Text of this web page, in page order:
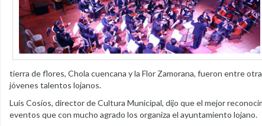
tierra de flores, Chola cuencana y la Flor Zamorana, fueron entre
jóvenes talentos lojanos.
Luis Cosíos, director de Cultura Municipal, dijo que el mejor
eventos que con mucho agrado los organiza el ayuntamiento lojano.